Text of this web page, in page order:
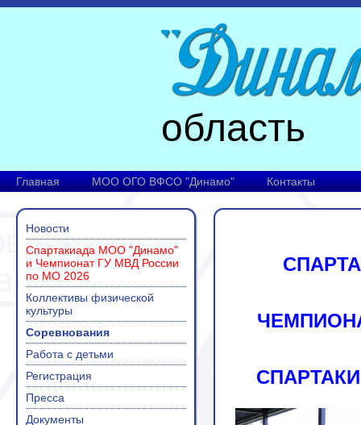
область
Главная МОО ОГО ВФСО "Динамо" Контакты
Новости
Спартакиада МОО "Динамо"
и Чемпионат ГУ МВД России
по МО 2026
Коллективы физической
культуры
Соревнования
Работа с детьми
Регистрация
Пресса
Документы